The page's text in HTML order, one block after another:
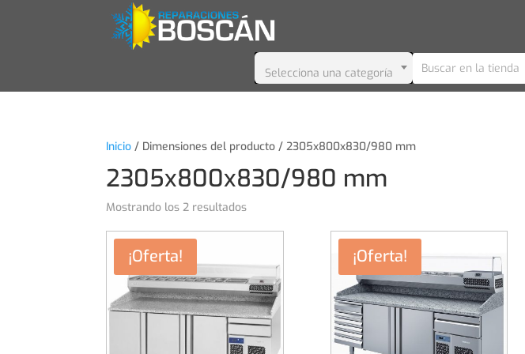
Selecciona una categoría
Inicio / Dimensiones del producto / 2305x800x830/980 mm
2305x800x830/980 mm
Mostrando los 2 resultados
¡Oferta! ¡Oferta!